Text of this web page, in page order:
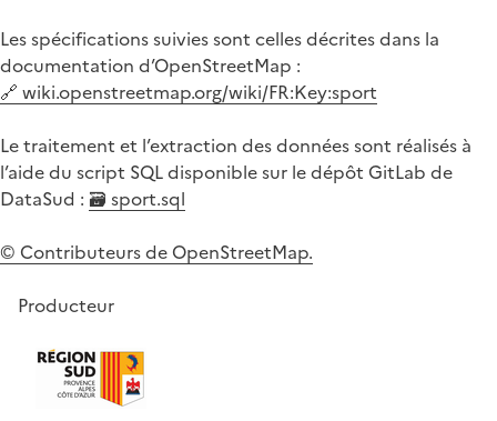
Les spécifications suivies sont celles décrites dans la
documentation d’OpenStreetMap :
🔗 wiki.openstreetmap.org/wiki/FR:Key:sport
Le traitement et l’extraction des données sont réalisés à
l’aide du script SQL disponible sur le dépôt GitLab de
DataSud : 🗃️ sport.sql
© Contributeurs de OpenStreetMap.
Producteur